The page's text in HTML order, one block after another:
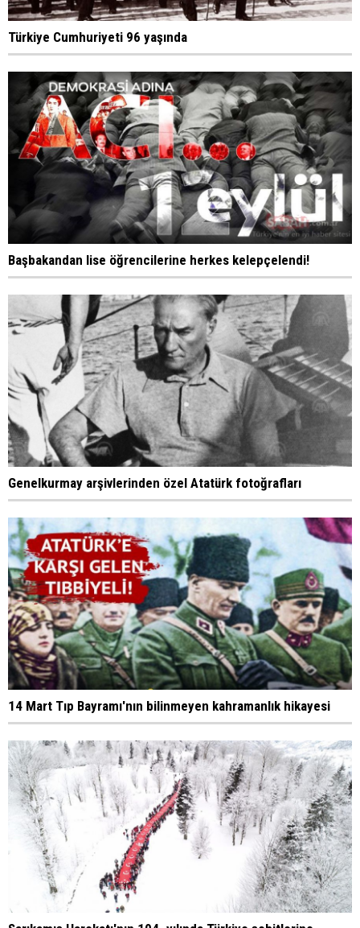
Türkiye Cumhuriyeti 96 yaşında
Başbakandan lise öğrencilerine herkes kelepçelendi!
Genelkurmay arşivlerinden özel Atatürk fotoğrafları
14 Mart Tıp Bayramı'nın bilinmeyen kahramanlık hikayesi